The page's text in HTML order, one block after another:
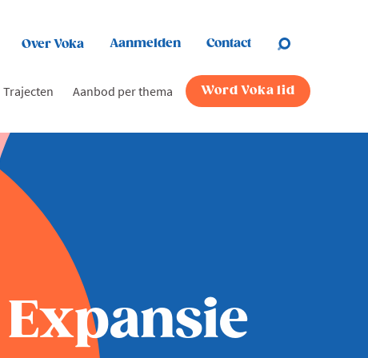
Over Voka Aanmelden Contact
Trajecten Aanbod per thema Word Voka lid